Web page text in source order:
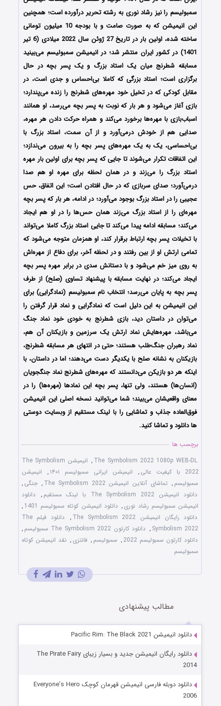
سمبولیسم را نیز رشاد نوری به رشته تحریر درآورده است؛ همچنین
این انیمیشن که به صورت صامت و با بودجه 10 میلیون تومانی
ساخته شده، اولین بار در تاریخ 27 ژوئن سال 2022 میلادی (6 تیر
1401) در کشور ایران منتشر شد؛ در انیمیشن سمبولیسم می‌بینید
مسابقه شطرنج میان یک استاد بزرگ و یک پسر بچه در حال
برگزاری است؛ استاد بزرگی که کاملا بی‌احساس و جدی است، در
مقابل کودکی که در تخیل خود مهره‌های شطرنج را زنده می‌پندارد؛
بازی آغاز می‌شود و هر بار که نوبت به پسر بچه می‌رسد، او همانند
اسباب‌بازی با مهره‌ها برخورد می‌کند و همراه حرکت دادن هر مهره،
صدایی هم از خودش درمی‌آورد و از آن سمت، استاد بزرگ با
بی‌احساسی، یک به یک مهره‌های پسر بچه را به بیرون می‌ندازد؛
این اتفاقات تکرار می‌شوند تا جایی که پسر بچه برای اولین بار مهره
استاد بزرگ را می‌زند و در همان لحظه برای مهره او هم صدا
درمی‌آورد؛ صدای سربازی که در حال افتادن است؛ این اتفاق، حس
عجیبی را در استاد بزرگ بوجود می‌آورد؛ در ادامه، هر بار که پسر بچه
مهره‌ای را از استاد بزرگ می‌زند همان حس‌ها را در او هم ایجاد
می‌کند؛ مسابقه ادامه پیدا می‌کند تا جایی استاد بزرگ کاملا می‌تواند
با تخیلات پسر بچه ارتباط برقرار کند، او همزمان متوجه می‌شود که
تمامی ارتش او از بین رفتند و در لحظه آخر، برای دفاع از مهره‌اش
به روی میز خم می‌شود و با دستانش سدی در برابر مهره پسر بچه
ایجاد می‌کند؛ در نهایت مسابقه با پیشنهاد تساوی (صلح) از طرف
پسر بچه به پایان می‌رسد؛ انتخاب نام سمبولیسم (نمادگرایی) برای
این انیمیشن به این دلیل است که نمادگرایی و نماد قرار گرفتن را
می‌توان در داستان دید، بازی شطرنج به خودی خود نماد جنگ
می‌باشد، مهره‌هایش نماد ارتش یک سرزمین و بازیکنان آن هم،
نماد رهبران جنگ‌طلب هستند؛ حتی در انتهای هر مسابقه شطرنج،
بازیکنان به نشانه صلح با یکدیگر دست می‌دهند؛ اما در داستان، با
اینکه هر دو بازیکن می‌دانستند که مهره‌های شطرنج نماد جنگجویان
(انسان‌ها) هستند، ولی تنها، پسر بچه این نمادها (مهره‌ها) را در
معنای واقعیشان می‌بیند؛ شما می‌توانید نسخه اصلی این انیمیشن
فوق‌العاده جذاب و تماشایی را با لینک مستقیم از وبسایت دوستی
ها دانلود و تماشا کنید.
برچسب ها
The Symbolism 2022 1080p WEB-DL
,
انیمیشن The Symbolism
2022 با کیفیت عالی
, انیمیشن ایرانی سمبولیسم ۱۴۰۱ ,
انیمیشن
سمبولیسم , تماشای آنلاین انیمیشن The Symbolism 2022 , جنگی ,
دانلود انیمیشن The Symbolism 2022 با لینک مستقیم
,
دانلود
انیمیشن سمبولیسم رشاد نوری , دانلود انیمیشن کوتاه سمبولیسم 1401
,
دانلود رایگان انیمیشن The Symbolism 2022
,
دانلود فیلم The
Symbolism 2022
, دانلود کارتون The Symbolism 2022 سمبولیسم
,
دانلود کارتون سمبولیسم 2022
, سمبولیسم , فانتزی , نقد انیمیشن کوتاه
سمبولیسم
مطالب پیشنهادی
دانلود انیمیشن Pacific Rim: The Black 2021
دانلود رایگان انیمیشن جدید و بسیار زیبای The Pirate Fairy
2014
دانلود دوبله فارسی انیمیشن قهرمان کوچک Everyone’s Hero
2006